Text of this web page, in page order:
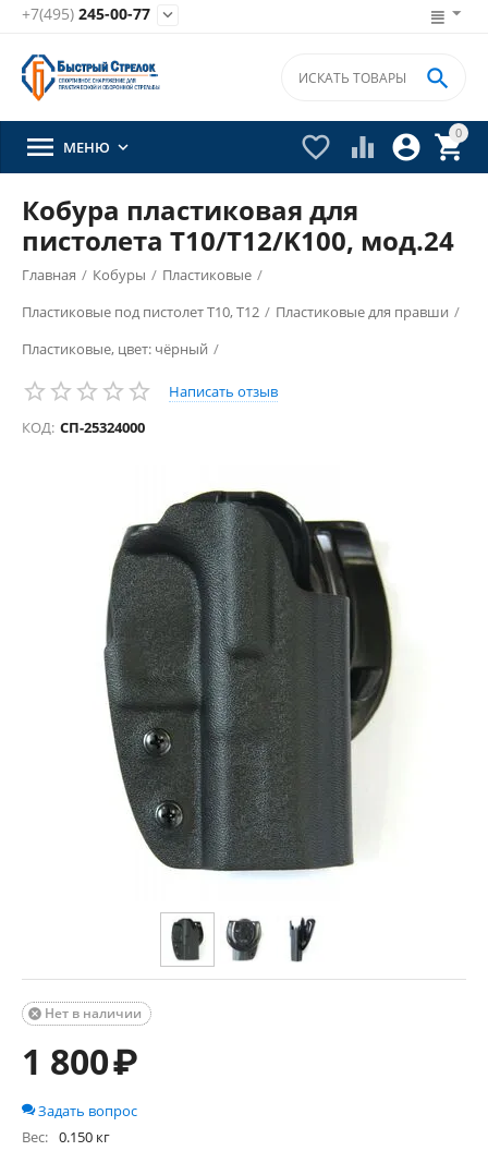
+7(495) 245-00-77 
0


 

 МЕНЮ 
Кобура пластиковая для
пистолета Т10/Т12/K100, мод.24
Главная / Кобуры / Пластиковые /
Пластиковые под пистолет Т10, Т12 / Пластиковые для правши /
Пластиковые, цвет: чёрный /
Написать отзыв
КОД: СП-25324000
Нет в наличии

1 800₽
Задать вопрос
Вес: 0.150 кг